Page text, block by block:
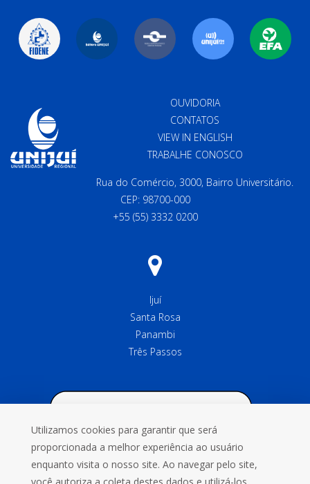
OUVIDORIA
CONTATOS
VIEW IN ENGLISH
TRABALHE CONOSCO
Rua do Comércio, 3000, Bairro Universitário.
CEP: 98700-000
+55 (55) 3332 0200
Ijuí
Santa Rosa
Panambi
Três Passos
Utilizamos cookies para garantir que será
proporcionada a melhor experiência ao usuário
enquanto visita o nosso site. Ao navegar pelo site,